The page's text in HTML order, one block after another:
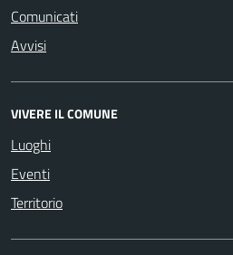
Comunicati
Avvisi
VIVERE IL COMUNE
Luoghi
Eventi
Territorio